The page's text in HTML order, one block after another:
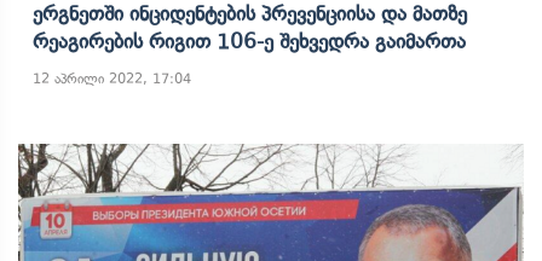
Ერგნეთში Ინციდენტების Პრევენციისა Და Მათზე
Რეაგირების Რიგით 106-Ე Შეხვედრა Გაიმართა
12 აპრილი 2022, 17:04